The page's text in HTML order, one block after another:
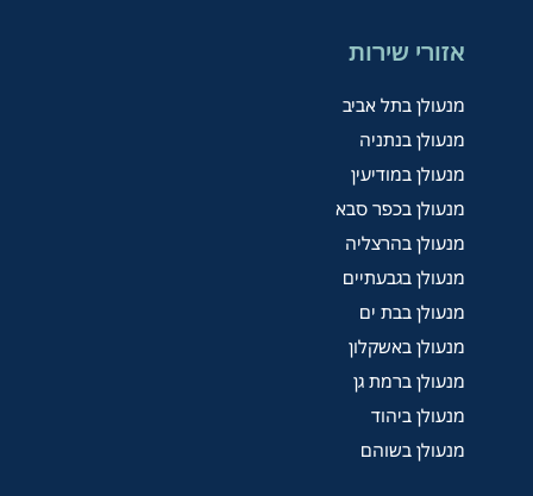
אזורי שירות
מנעולן בתל אביב
מנעולן בנתניה
מנעולן במודיעין
מנעולן בכפר סבא
מנעולן בהרצליה
מנעולן בגבעתיים
מנעולן בבת ים
מנעולן באשקלון
מנעולן ברמת גן
מנעולן ביהוד
מנעולן בשוהם